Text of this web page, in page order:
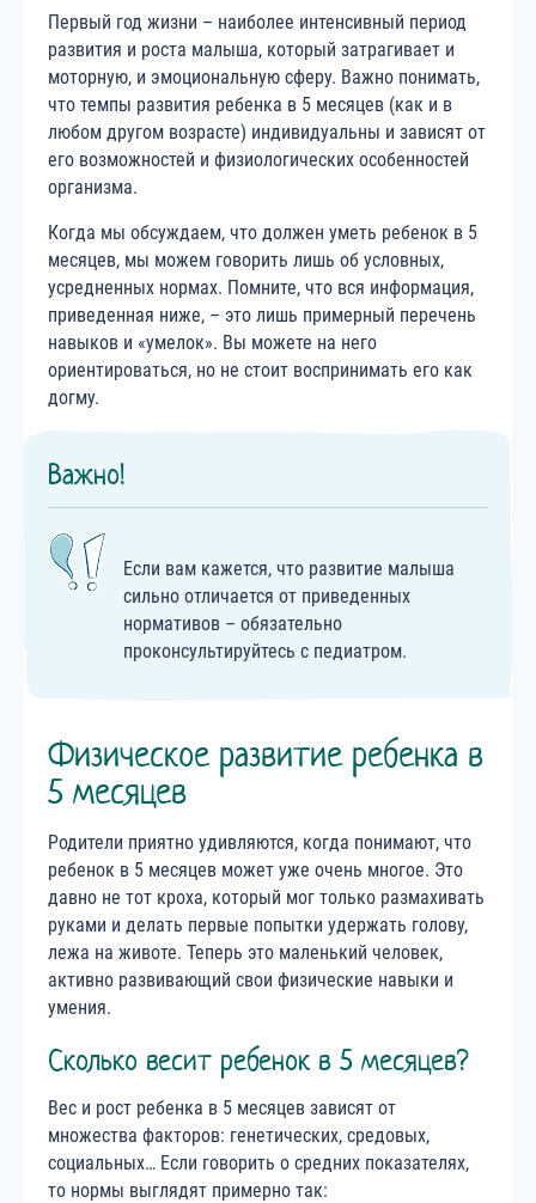
Первый год жизни – наиболее интенсивный период
развития и роста малыша, который затрагивает и
моторную, и эмоциональную сферу. Важно понимать,
что темпы развития ребенка в 5 месяцев (как и в
любом другом возрасте) индивидуальны и зависят от
его возможностей и физиологических особенностей
организма.
Когда мы обсуждаем, что должен уметь ребенок в 5
месяцев, мы можем говорить лишь об условных,
усредненных нормах. Помните, что вся информация,
приведенная ниже, – это лишь примерный перечень
навыков и «умелок». Вы можете на него
ориентироваться, но не стоит воспринимать его как
догму.
Важно!
Если вам кажется, что развитие малыша
сильно отличается от приведенных
нормативов – обязательно
проконсультируйтесь с педиатром.
Физическое развитие ребенка в
5 месяцев
Родители приятно удивляются, когда понимают, что
ребенок в 5 месяцев может уже очень многое. Это
давно не тот кроха, который мог только размахивать
руками и делать первые попытки удержать голову,
лежа на животе. Теперь это маленький человек,
активно развивающий свои физические навыки и
умения.
Сколько весит ребенок в 5 месяцев?
Вес и рост ребенка в 5 месяцев зависят от
множества факторов: генетических, средовых,
социальных… Если говорить о средних показателях,
то нормы выглядят примерно так: